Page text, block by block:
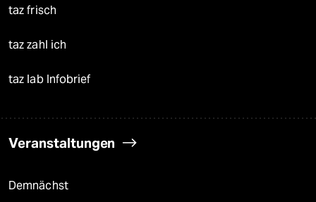
taz frisch
taz zahl ich
taz lab Infobrief
Veranstaltungen
Demnächst